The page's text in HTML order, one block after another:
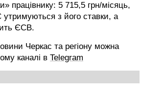
працівнику: 5 715,5 грн/місяць,
з його ставки, а
ЄСВ.
Черкас та регіону можна
каналі в Telegram